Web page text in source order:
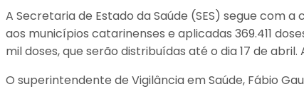
A Secretaria de Estado da Saúde (SES) segue com
aos municípios catarinenses e aplicadas 369.411
mil doses, que serão distribuídas até o dia 17 de
O superintendente de Vigilância em Saúde, Fábio